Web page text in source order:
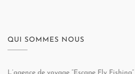
QUI SOMMES NOUS